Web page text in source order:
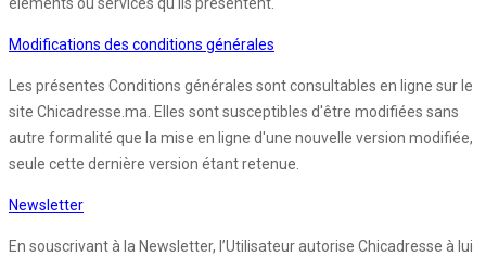
Modifications des conditions générales
Les présentes Conditions générales sont consultables en ligne sur le
site Chicadresse.ma. Elles sont susceptibles d'être modifiées sans
autre formalité que la mise en ligne d'une nouvelle version modifiée,
seule cette dernière version étant retenue.
Newsletter
En souscrivant à la Newsletter, l’Utilisateur autorise Chicadresse à lui